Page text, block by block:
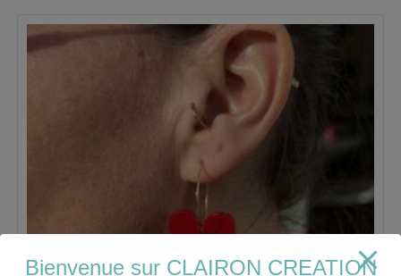
Bienvenue sur CLAIRON CREATION